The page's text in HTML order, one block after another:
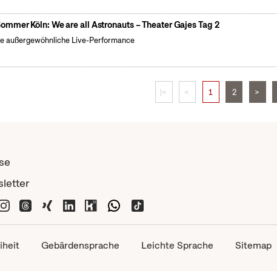
Köln: We are all Astronauts – Theater Gajes Tag 2
außergewöhnliche Live-Performance
|< < 1 2 >
Gebärdensprache Leichte Sprache Sitemap